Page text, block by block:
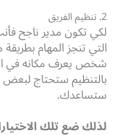
2. تنظيم الفريق
لكي تكون مدير ناجح
التي تنجز المهام
شخص يعرف مكانه في
بالتنظيم ستحتاج لبعض
ستساعدك.
لذلك ضع تلك